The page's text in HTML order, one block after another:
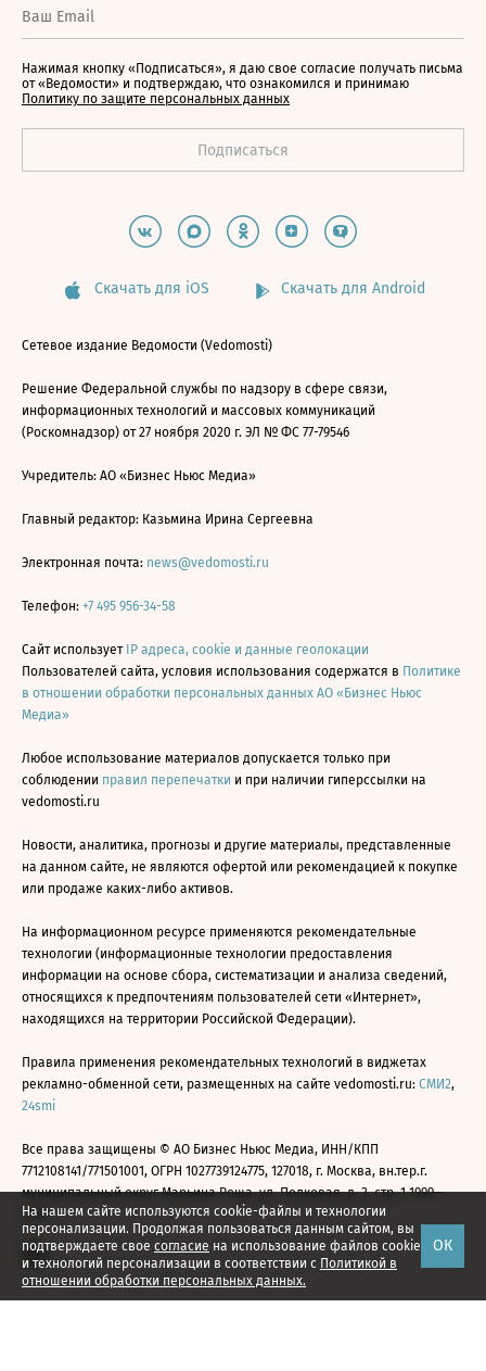
На нашем сайте используются cookie-файлы и технологии
персонализации. Продолжая пользоваться данным сайтом, вы
подтверждаете свое согласие на использование файлов cookie
и технологий персонализации в соответствии с Политикой в
отношении обработки персональных данных.
ОК
Нажимая кнопку «Подписаться», я даю свое согласие получать письма
от «Ведомости» и подтверждаю, что ознакомился и принимаю
Политику по защите персональных данных
Скачать для iOS Скачать для Android
Сетевое издание Ведомости (Vedomosti)
Решение Федеральной службы по надзору в сфере связи,
информационных технологий и массовых коммуникаций
(Роскомнадзор) от 27 ноября 2020 г. ЭЛ № ФС 77-79546
Учредитель: АО «Бизнес Ньюс Медиа»
Главный редактор: Казьмина Ирина Сергеевна
Электронная почта: news@vedomosti.ru
Телефон: +7 495 956-34-58
Сайт использует IP адреса, cookie и данные геолокации
Пользователей сайта, условия использования содержатся в Политике
в отношении обработки персональных данных АО «Бизнес Ньюс
Медиа»
Любое использование материалов допускается только при
соблюдении правил перепечатки и при наличии гиперссылки на
vedomosti.ru
Новости, аналитика, прогнозы и другие материалы, представленные
на данном сайте, не являются офертой или рекомендацией к покупке
или продаже каких-либо активов.
На информационном ресурсе применяются рекомендательные
технологии (информационные технологии предоставления
информации на основе сбора, систематизации и анализа сведений,
относящихся к предпочтениям пользователей сети «Интернет»,
находящихся на территории Российской Федерации).
Правила применения рекомендательных технологий в виджетах
рекламно-обменной сети, размещенных на сайте vedomosti.ru: СМИ2,
24smi
Все права защищены © АО Бизнес Ньюс Медиа, ИНН/КПП
7712108141/771501001, ОГРН 1027739124775, 127018, г. Москва, вн.тер.г.
муниципальный округ Марьина Роща, ул. Полковая, д. 3, стр. 1 1999—
2026